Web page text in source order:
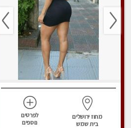
מחוז ירושלים
בית שמש
לפרטים
נוספים